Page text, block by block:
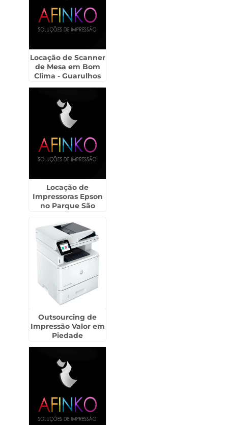
Locação de Scanner
de Mesa em Bom
Clima - Guarulhos
Locação de
Impressoras Epson
no Parque São
Outsourcing de
Impressão Valor em
Piedade